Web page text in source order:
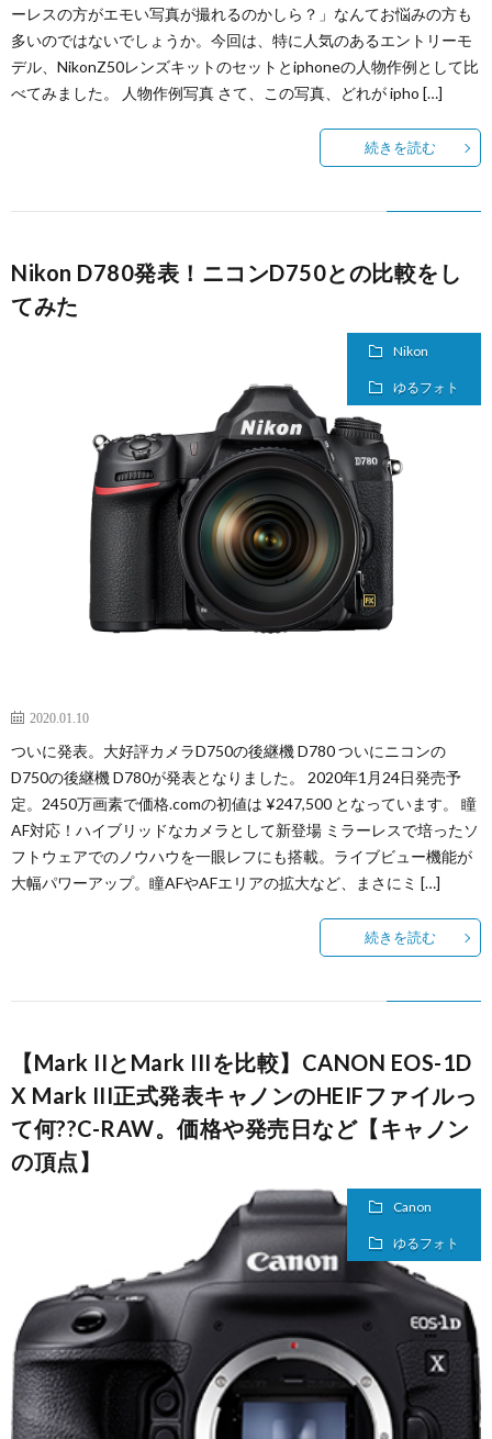
ーレスの方がエモい写真が撮れるのかしら？」なんてお悩みの方も
多いのではないでしょうか。今回は、特に人気のあるエントリーモ
デル、NikonZ50レンズキットのセットとiphoneの人物作例として比
べてみました。 人物作例写真 さて、この写真、どれが ipho […]
続きを読む
Nikon D780発表！ニコンD750との比較をし
てみた
Nikon
ゆるフォト
2020.01.10
ついに発表。大好評カメラD750の後継機 D780 ついにニコンの
D750の後継機 D780が発表となりました。 2020年1月24日発売予
定。2450万画素で価格.comの初値は ¥247,500 となっています。 瞳
AF対応！ハイブリッドなカメラとして新登場 ミラーレスで培ったソ
フトウェアでのノウハウを一眼レフにも搭載。ライブビュー機能が
大幅パワーアップ。瞳AFやAFエリアの拡大など、まさにミ […]
続きを読む
【Mark IIとMark IIIを比較】CANON EOS-1D
X Mark III正式発表キャノンのHEIFファイルっ
て何??C-RAW。価格や発売日など【キャノン
の頂点】
Canon
ゆるフォト